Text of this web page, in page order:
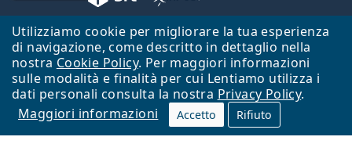
Utilizziamo cookie per migliorare la tua esperienza
di navigazione, come descritto in dettaglio nella
nostra Cookie Policy. Per maggiori informazioni
sulle modalità e finalità per cui Lentiamo utilizza i
dati personali consulta la nostra Privacy Policy.
Maggiori informazioni
Accetto Rifiuto
Lentiamo s.r.o., Vídeňská 12, 37833 Nová Bystřice, Repubblica Ceca.
Partita IVA: CZ26104784
Torna alla Home Page
Vai all'inizio
Il sito Lentiamo.it è proprietà di Lentiamo s.r.o., che ne detiene la
Online - per te - da 18 anni!